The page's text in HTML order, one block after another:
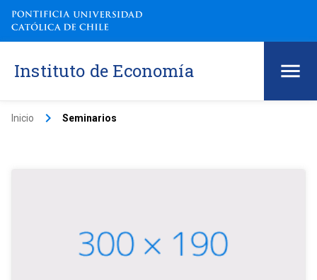
Instituto de Economía
Inicio keyboard_arrow_right Seminarios